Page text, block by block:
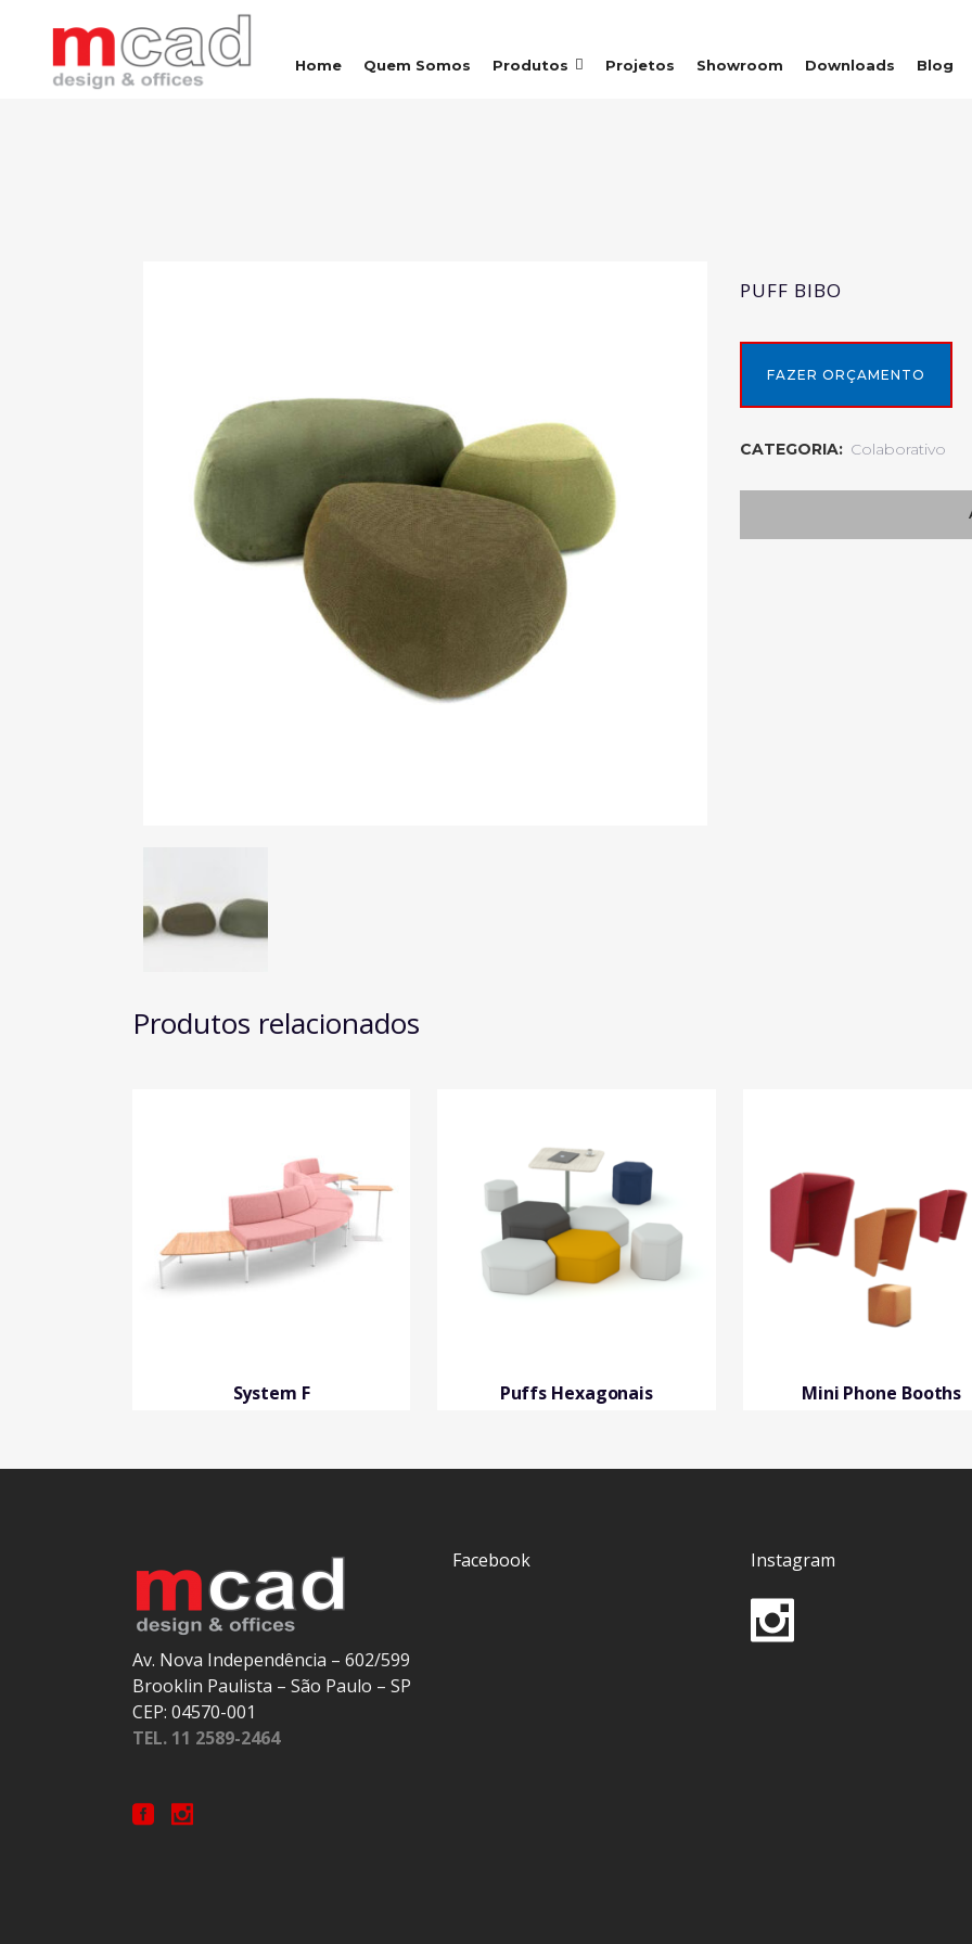
Home Quem Somos Produtos Projetos Showroom Downloads Blog
PUFF BIBO
FAZER ORÇAMENTO
CATEGORIA: Colaborativo
Produtos relacionados
System F Puffs Hexagonais Mini Phone Booths
Av. Nova Independência – 602/599
Brooklin Paulista – São Paulo – SP
CEP: 04570-001
TEL. 11 2589-2464
Facebook Instagram